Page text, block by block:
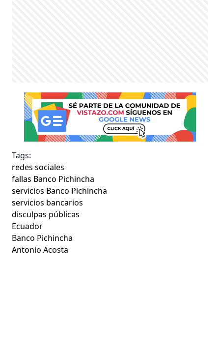
Tags:
redes sociales
fallas Banco Pichincha
servicios Banco Pichincha
servicios bancarios
disculpas públicas
Ecuador
Banco Pichincha
Antonio Acosta